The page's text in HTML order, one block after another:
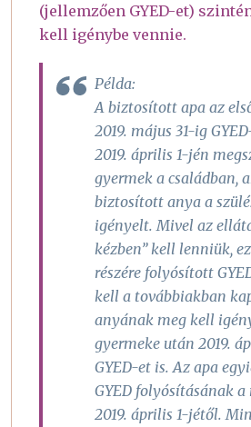
(jellemzően GYED-et)
kell igénybe vennie.
Példa:
A biztosított apa az
2019. május 31-ig
2019. április 1-jén
gyermek a családban,
biztosított anya a
igényelt. Mivel az
kézben” kell lenniük,
részére folyósított
kell a továbbiakban
anyának meg kell
gyermeke után 2019.
GYED-et is. Az apa
GYED folyósításának
2019. április 1-jétől.